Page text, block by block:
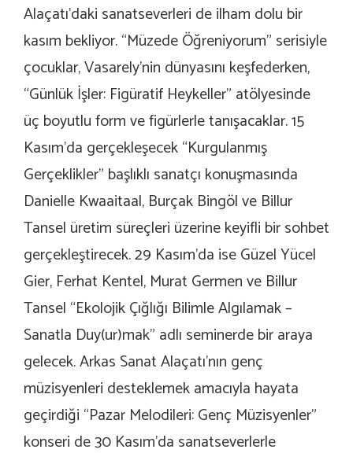
Alaçatı’daki sanatseverleri de ilham dolu bir
kasım bekliyor. “Müzede Öğreniyorum” serisiyle
çocuklar, Vasarely’nin dünyasını keşfederken,
“Günlük İşler: Figüratif Heykeller” atölyesinde
üç boyutlu form ve figürlerle tanışacaklar. 15
Kasım’da gerçekleşecek “Kurgulanmış
Gerçeklikler” başlıklı sanatçı konuşmasında
Danielle Kwaaitaal, Burçak Bingöl ve Billur
Tansel üretim süreçleri üzerine keyifli bir sohbet
gerçekleştirecek. 29 Kasım’da ise Güzel Yücel
Gier, Ferhat Kentel, Murat Germen ve Billur
Tansel “Ekolojik Çığlığı Bilimle Algılamak –
Sanatla Duy(ur)mak” adlı seminerde bir araya
gelecek. Arkas Sanat Alaçatı’nın genç
müzisyenleri desteklemek amacıyla hayata
geçirdiği “Pazar Melodileri: Genç Müzisyenler”
konseri de 30 Kasım’da sanatseverlerle